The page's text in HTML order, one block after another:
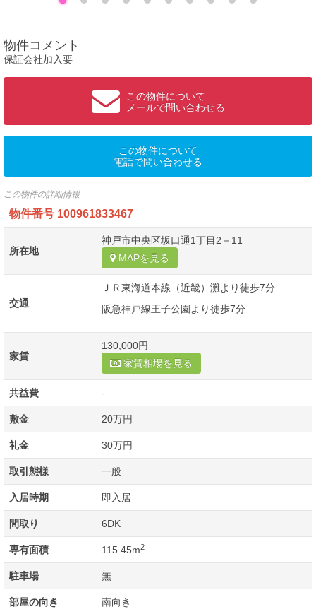
物件コメント
保証会社加入要
この物件について
メールで問い合わせる
この物件について
電話で問い合わせる
この物件の詳細情報
物件番号 100961833467
所在地
神戸市中央区坂口通1丁目2－11
MAPを見る
交通
ＪＲ東海道本線（近畿）灘より徒歩7分
阪急神戸線王子公園より徒歩7分
家賃
130,000円
家賃相場を見る
共益費 -
敷金 20万円
礼金 30万円
取引態様 一般
入居時期 即入居
間取り 6DK
専有面積 115.45m2
駐車場 無
部屋の向き 南向き